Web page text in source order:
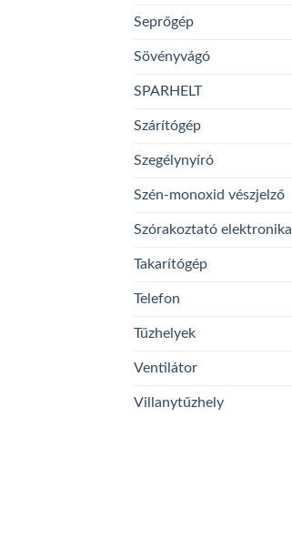
Seprőgép
Sövényvágó
SPARHELT
Szárítógép
Szegélynyíró
Szén-monoxid vészjelző
Szórakoztató elektronika
Takarítógép
Telefon
Tűzhelyek
Ventilátor
Villanytűzhely